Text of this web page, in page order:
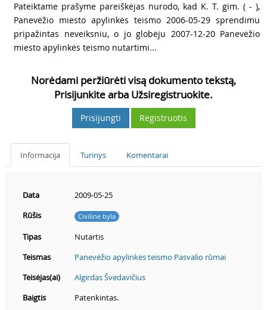
Pateiktame prašyme pareiškėjas nurodo, kad K. T. gim. ( - ),
Panevėžio miesto apylinkės teismo 2006-05-29 sprendimu
pripažintas neveiksniu, o jo globėju 2007-12-20 Panevėžio
miesto apylinkės teismo nutartimi...
Norėdami peržiūrėti visą dokumento tekstą,
Prisijunkite arba Užsiregistruokite.
Prisijungti Registruotis
Informacija Turinys Komentarai
Data
2009-05-25
Rūšis
Civilinė byla
Tipas
Nutartis
Teismas
Panevėžio apylinkės teismo Pasvalio rūmai
Teisėjas(ai)
Algirdas Švedavičius
Baigtis
Patenkintas.